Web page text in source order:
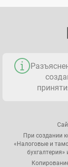
При создании
«Налоговые и